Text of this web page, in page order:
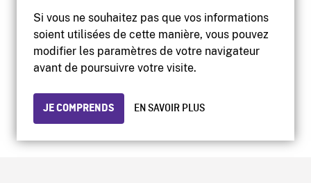
Si vous ne souhaitez pas que vos informations
soient utilisées de cette manière, vous pouvez
modifier les paramètres de votre navigateur
avant de poursuivre votre visite.
JE COMPRENDS EN SAVOIR PLUS
Accessibilité
Site institutionnel
Protection des renseignements personnels
© 2026 Office national du film du Canada